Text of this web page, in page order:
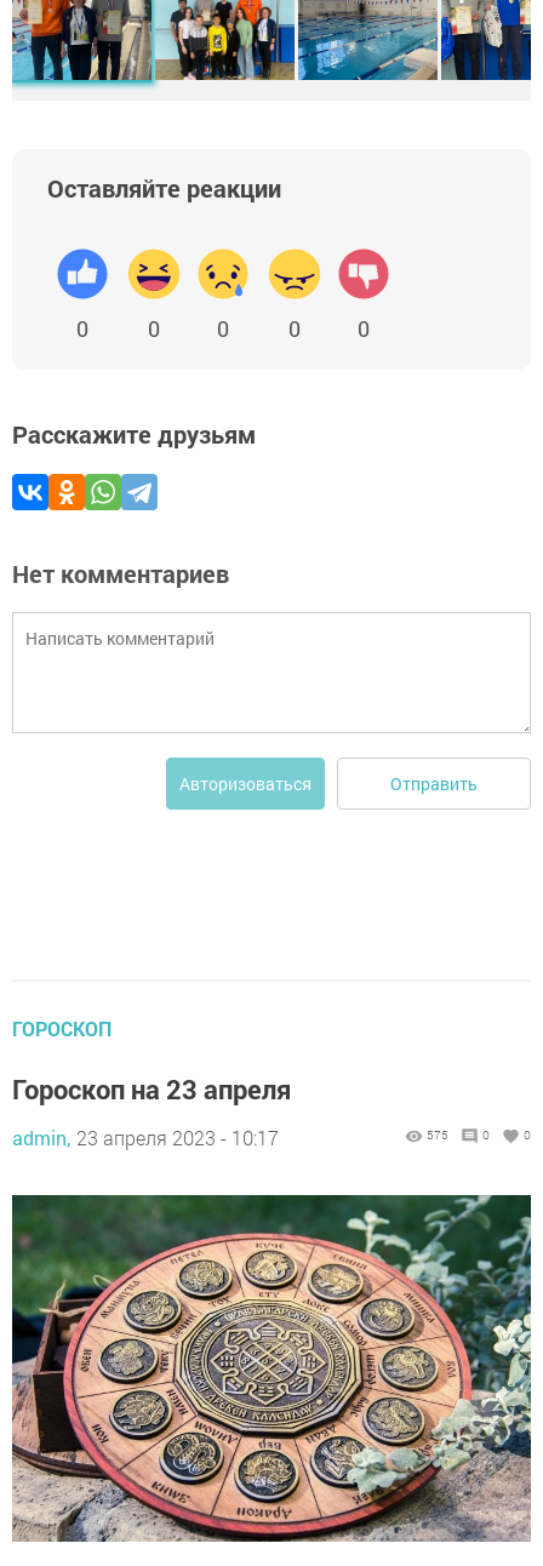
Оставляйте реакции
0 0 0 0 0
Расскажите друзьям
Нет комментариев
Авторизоваться Отправить
ГОРОСКОП
Гороскоп на 23 апреля
admin, 23 апреля 2023 - 10:17 575 0 0